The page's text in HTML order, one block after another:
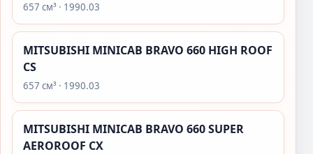
657 см³ · 1990.03
MITSUBISHI MINICAB BRAVO 660 HIGH ROOF
CS
657 см³ · 1990.03
MITSUBISHI MINICAB BRAVO 660 SUPER
AEROROOF CX